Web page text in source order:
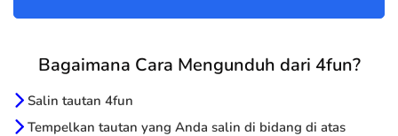
Bagaimana Cara Mengunduh dari 4fun?
Salin tautan 4fun
Tempelkan tautan yang Anda salin di bidang di atas